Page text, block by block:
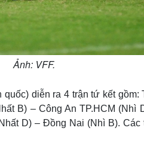
Ảnh: VFF.
diễn ra 4 trận tứ kết
B) – Công An TP.HCM (Nhì
D) – Đồng Nai (Nhì B).